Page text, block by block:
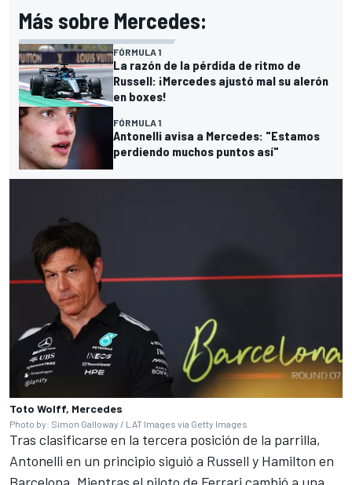
Más sobre Mercedes:
FÓRMULA 1
La razón de la pérdida de ritmo de
Russell: ¡Mercedes ajustó mal su alerón
en boxes!
FÓRMULA 1
Antonelli avisa a Mercedes: "Estamos
perdiendo muchos puntos así"
Toto Wolff, Mercedes
Photo by: Simon Galloway / LAT Images via Getty Images
Tras clasificarse en la tercera posición de la parrilla,
Antonelli en un principio siguió a Russell y Hamilton en